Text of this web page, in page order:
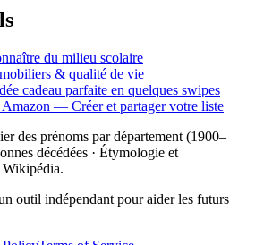
du milieu scolaire
& qualité de vie
cadeau parfaite en quelques swipes
Amazon — Créer et partager votre liste
des prénoms par département (1900–
décédées · Étymologie et
Wikipédia.
outil indépendant pour aider les futurs